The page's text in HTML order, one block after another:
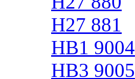
H27 881
HB1 9004
HB3 9005